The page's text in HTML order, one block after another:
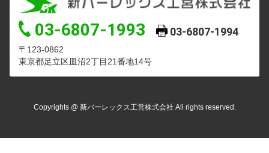
03-6807-1993 03-6807-1994
〒123-0862
東京都足立区皿沼2丁目21番地14号
Copyrights @ 新バーレックス工営株式会社 All rights reserved.